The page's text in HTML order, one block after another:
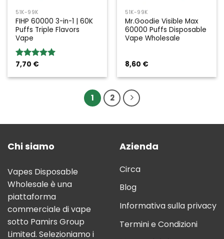
51K-99K
FIHP 60000 3-in-1 | 60K
Puffs Triple Flavors
Vape
Rated5.00
7,70 €
51K-99K
Mr.Goodie Visible Max
60000 Puffs Disposable
Vape Wholesale
8,60 €
1 2
Chi siamo
Vapes Disposable
Wholesale è una
piattaforma
commerciale di vape
sotto Pamirs Group
Limited. Selezioniamo i
Azienda
Circa
Blog
Informativa sulla privacy
Termini e Condizioni